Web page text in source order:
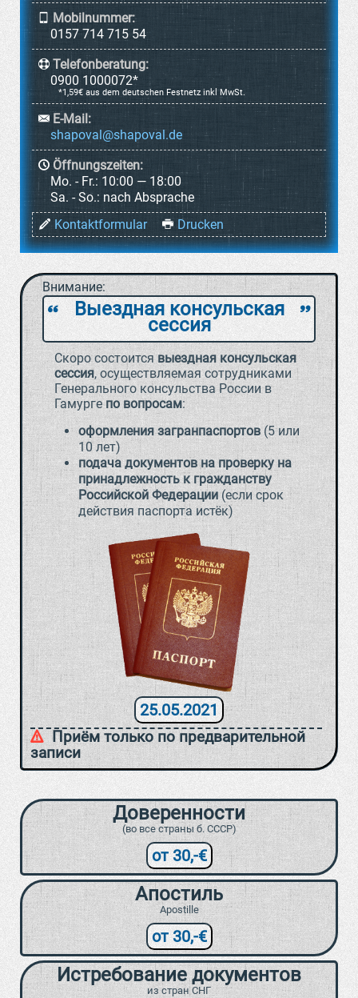
Mobilnummer:
0157 714 715 54
Telefonberatung:
0900 1000072*
*1,59€ aus dem deutschen Festnetz inkl MwSt.
E-Mail:
Öffnungszeiten:
Mo. - Fr.: 10:00 — 18:00
Sa. - So.: nach Absprache
Kontaktformular
Drucken
Внимание:
` a
Выездная консульская
сессия
Скоро состоится выездная консульская
сессия, осуществляемая сотрудниками
Генерального консульства России в
Гамургепо вопросам:
оформления загранпаспортов (5 или
10 лет)
подача документов на проверку на
принадлежность к гражданству
Российской Федерации (если срок
действия паспорта истёк)
25.05.2021
Приём только по предварительной
записи
Доверенности
(во все страны б. СССР)
от 30,-€
Апостиль
Apostille
от 30,-€
Истребование документов
из стран СНГ